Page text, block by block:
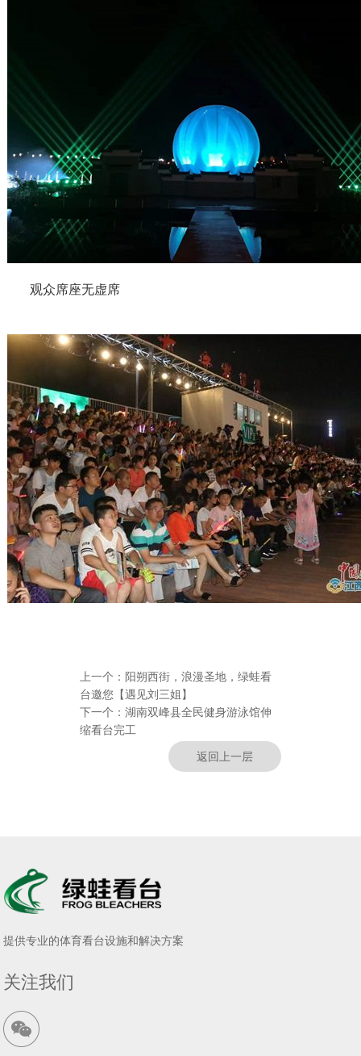
观众席座无虚席
上一个： 阳朔西街，浪漫圣地，绿蛙看
台邀您【遇见刘三姐】
下一个： 湖南双峰县全民健身游泳馆伸
缩看台完工
返回上一层
提供专业的体育看台设施和解决方案
关注我们